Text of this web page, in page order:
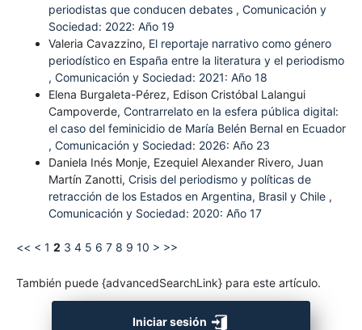
periodistas que conducen debates , Comunicación y
Sociedad: 2022: Año 19
Valeria Cavazzino, El reportaje narrativo como género
periodístico en España entre la literatura y el periodismo
, Comunicación y Sociedad: 2021: Año 18
Elena Burgaleta-Pérez, Edison Cristóbal Lalangui
Campoverde, Contrarrelato en la esfera pública digital:
el caso del feminicidio de María Belén Bernal en Ecuador
, Comunicación y Sociedad: 2026: Año 23
Daniela Inés Monje, Ezequiel Alexander Rivero, Juan
Martín Zanotti, Crisis del periodismo y políticas de
retracción de los Estados en Argentina, Brasil y Chile ,
Comunicación y Sociedad: 2020: Año 17
<< < 1 2 3 4 5 6 7 8 9 10 > >>
También puede {advancedSearchLink} para este artículo.
Iniciar sesión